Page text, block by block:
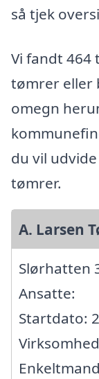
så tjek
Vi fandt 464
tømrer eller
omegn
du vil
tømrer.
A. Larsen
Slørhatten
Ansatte:
Startdato: